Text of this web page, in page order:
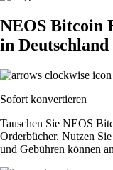
NEOS Bitcoin
in Deutschland
Sofort konvertieren
Tauschen Sie NEOS
Orderbücher. Nutzen
und Gebühren können